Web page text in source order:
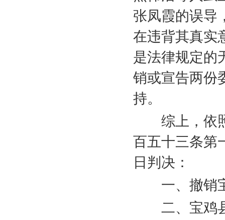
张凤霞的误导
在违背其真实
是法律规定的
销或宣告两份
持。
综上，依照
百五十三条第
日判决：
一、撤销宝
二、宝鸡县